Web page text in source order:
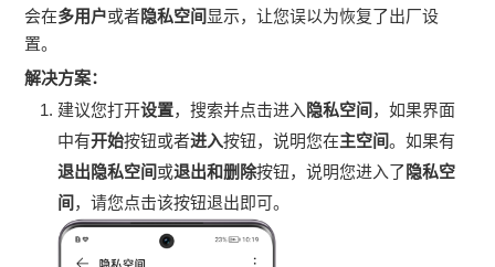
会在多用户或者隐私空间 显示，让您误以为恢复了出厂设
置。
解决方案：
建议您打开设置，搜索并点击进入 隐私空间 ，如果界面
中有开始按钮或者进入按钮，说明您在主空间。如果有
退出隐私空间或退出和删除按钮，说明您进入了 隐私空
间 ，请您点击该按钮退出即可。